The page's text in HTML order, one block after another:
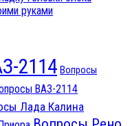
руками
2114 Вопросы
ВАЗ-2114
Лада Калина